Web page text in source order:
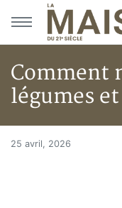
Aller au menu principal
Aller au contenu
Comment
légumes
Accueil
Comment
Comment
25 avril, 2026